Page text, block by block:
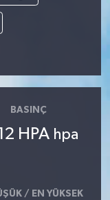
BASINÇ
HPA hpa
/ EN YÜKSEK